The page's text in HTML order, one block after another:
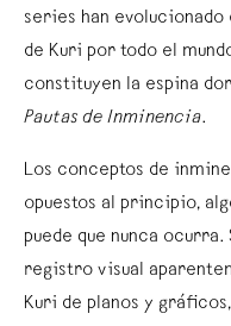
series han
de Kuri por todo el
constituyen la espina
Pautas de Inminencia.
Los conceptos de
opuestos al principio,
puede que nunca
registro visual
Kuri de planos y